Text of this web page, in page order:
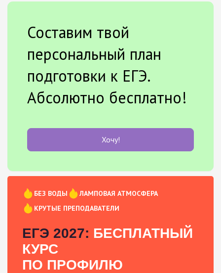
Составим твой
персональный план
подготовки к ЕГЭ.
Абсолютно бесплатно!
Хочу!
БЕЗ ВОДЫ
ЛАМПОВАЯ АТМОСФЕРА
КРУТЫЕ ПРЕПОДАВАТЕЛИ
ЕГЭ 2027: БЕСПЛАТНЫЙ
КУРС
ПО ПРОФИЛЮ